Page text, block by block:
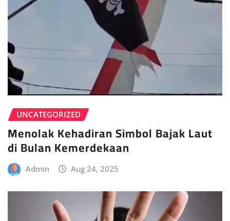
UNCATEGORIZED
Menolak Kehadiran Simbol Bajak Laut
di Bulan Kemerdekaan
Admin Aug 24, 2025